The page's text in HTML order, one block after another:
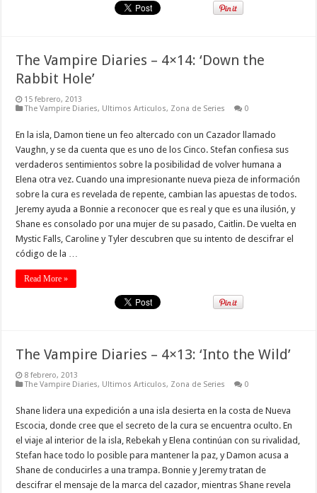
The Vampire Diaries – 4×14: ‘Down the
Rabbit Hole’
15 febrero, 2013
The Vampire Diaries, Ultimos Articulos, Zona de Series 0
En la isla, Damon tiene un feo altercado con un Cazador llamado
Vaughn, y se da cuenta que es uno de los Cinco. Stefan confiesa sus
verdaderos sentimientos sobre la posibilidad de volver humana a
Elena otra vez. Cuando una impresionante nueva pieza de información
sobre la cura es revelada de repente, cambian las apuestas de todos.
Jeremy ayuda a Bonnie a reconocer que es real y que es una ilusión, y
Shane es consolado por una mujer de su pasado, Caitlin. De vuelta en
Mystic Falls, Caroline y Tyler descubren que su intento de descifrar el
código de la …
Read More »
The Vampire Diaries – 4×13: ‘Into the Wild’
8 febrero, 2013
The Vampire Diaries, Ultimos Articulos, Zona de Series 0
Shane lidera una expedición a una isla desierta en la costa de Nueva
Escocia, donde cree que el secreto de la cura se encuentra oculto. En
el viaje al interior de la isla, Rebekah y Elena continúan con su rivalidad,
Stefan hace todo lo posible para mantener la paz, y Damon acusa a
Shane de conducirles a una trampa. Bonnie y Jeremy tratan de
descifrar el mensaje de la marca del cazador, mientras Shane revela